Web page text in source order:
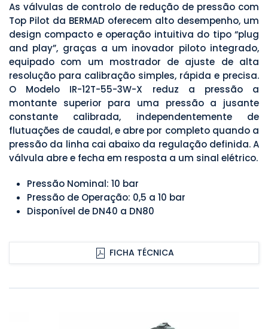
As válvulas de controlo de redução de pressão com
Top Pilot da BERMAD oferecem alto desempenho, um
design compacto e operação intuitiva do tipo “plug
and play”, graças a um inovador piloto integrado,
equipado com um mostrador de ajuste de alta
resolução para calibração simples, rápida e precisa.
O Modelo IR-12T-55-3W-X reduz a pressão a
montante superior para uma pressão a jusante
constante calibrada, independentemente de
flutuações de caudal, e abre por completo quando a
pressão da linha cai abaixo da regulação definida. A
válvula abre e fecha em resposta a um sinal elétrico.
Pressão Nominal: 10 bar
Pressão de Operação: 0,5 a 10 bar
Disponível de DN40 a DN80
FICHA TÉCNICA